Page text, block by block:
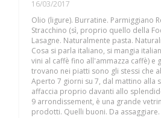
16/03/2017
Olio (ligure). Burratine. Parmiggiano
Stracchino (sì, proprio quello della
Lasagne. Naturalmente pasta.
Cosa si parla italiano, si mangia
vini al caffè fino all'ammazza caffè) e
trovano nei piatti sono gli stessi che
Aperto 7 giorni su 7, dal mattino alla
affaccia proprio davanti allo
9 arrondissement, è una grande
prodotti. Quelli buoni. Da